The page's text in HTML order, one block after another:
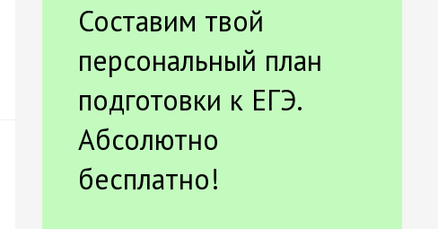
Составим твой
персональный план
подготовки к ЕГЭ.
Абсолютно
бесплатно!